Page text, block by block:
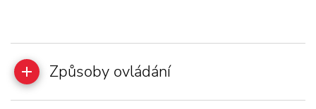
Způsoby ovládání